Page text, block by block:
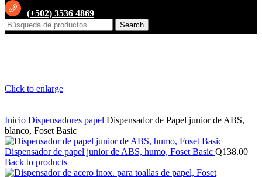
(+502) 3536 4869
Search
Click to enlarge
Inicio Dispensadores papel Dispensador de Papel junior de ABS,
blanco, Foset Basic
Dispensador de papel junior de ABS, humo, Foset Basic Q138.00
Back to products